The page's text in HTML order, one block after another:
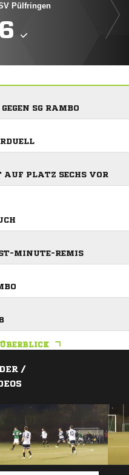
Pülfringen

SG RAMBO
AUF PLATZ SECHS VOR
MINUTE-REMIS
/